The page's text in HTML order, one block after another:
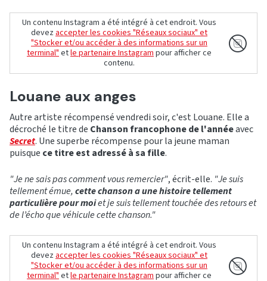
Un contenu Instagram a été intégré à cet endroit. Vous
devezaccepter les cookies "Réseaux sociaux" et
"Stocker et/ou accéder à des informations sur un
terminal"etle partenaire Instagrampour afficher ce
contenu.
Louane aux anges
Autre artiste récompensé vendredi soir, c'est Louane. Elle a
décroché le titre de Chanson francophone de l'annéeavec
Secret. Une superbe récompense pour la jeune maman
puisque ce titre est adressé à sa fille.
"Je ne sais pas comment vous remercier", écrit-elle. "Je suis
tellement émue,cette chanson a une histoire tellement
particulière pour moiet je suis tellement touchée des retours et
de l’écho que véhicule cette chanson."
Un contenu Instagram a été intégré à cet endroit. Vous
devezaccepter les cookies "Réseaux sociaux" et
"Stocker et/ou accéder à des informations sur un
terminal"etle partenaire Instagrampour afficher ce